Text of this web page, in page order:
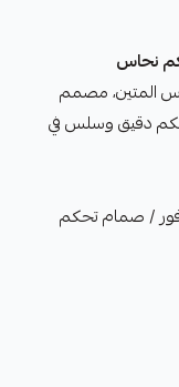
نحاس
المتين، مصمم
تحكم دقيق وسلس في
/ صمام تحكم